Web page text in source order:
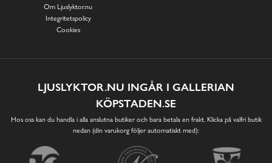
Om Ljuslyktor.nu
Integritetspolicy
Cookies
LJUSLYKTOR.NU INGÅR I GALLERIAN
KÖPSTADEN.SE
Hos oss kan du handla i alla anslutna butiker och bara betala en frakt. Klicka på valfri butik
nedan (din varukorg följer automatiskt med):